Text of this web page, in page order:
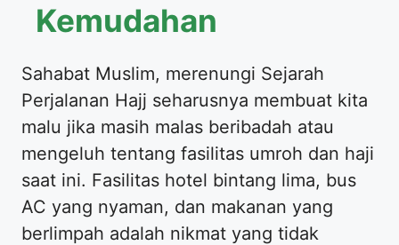
Kemudahan
Sahabat Muslim, merenungi Sejarah
Perjalanan Hajj seharusnya membuat kita
malu jika masih malas beribadah atau
mengeluh tentang fasilitas umroh dan haji
saat ini. Fasilitas hotel bintang lima, bus
AC yang nyaman, dan makanan yang
berlimpah adalah nikmat yang tidak